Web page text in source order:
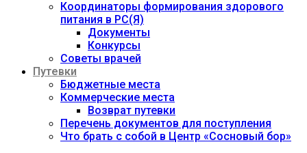
Координаторы формирования здорового
питания в РС(Я)
Документы
Конкурсы
Советы врачей
Путевки
Бюджетные места
Коммерческие места
Возврат путевки
Перечень документов для поступления
Что брать с собой в Центр «Сосновый бор»